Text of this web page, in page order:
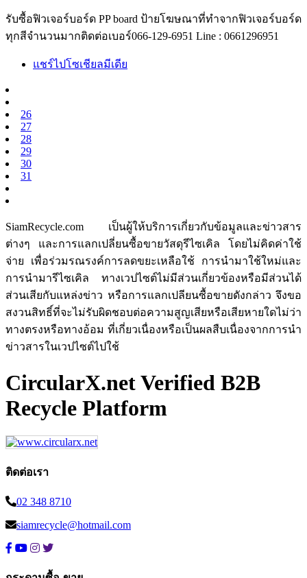
รับซื้อฟิวเจอร์บอร์ด PP board ป้ายโฆษณาที่ทำจากฟิวเจอร์บอร์ด
ทุกสีจำนวนมากติดต่อเบอร์066-129-6951 Line : 0661296951
แชร์ไปโซเชียลมีเดีย
26
27
28
29
30
31
SiamRecycle.com เป็นผู้ให้บริการเกี่ยวกับข้อมูลและข่าวสาร
ต่างๆ และการแลกเปลี่ยนซื้อขายวัสดุรีไซเคิล โดยไม่คิดค่าใช้
จ่าย เพื่อร่วมรณรงค์การลดขยะเหลือใช้ การนำมาใช้ใหม่และ
การนำมารีไซเคิล ทางเวปไซต์ไม่มีส่วนเกี่ยวข้องหรือมีส่วนได้
ส่วนเสียกับแหล่งข่าว หรือการแลกเปลียนซื้อขายดังกล่าว จึงขอ
สงวนสิทธิ์ที่จะไม่รับผิดชอบต่อความสูญเสียหรือเสียหายใดไม่ว่า
ทางตรงหรือทางอ้อม ที่เกี่ยวเนื่องหรือเป็นผลสืบเนื่องจากการนำ
ข่าวสารในเวปไซต์ไปใช้
CircularX.net Verified B2B
Recycle Platform
ติดต่อเรา
02 348 8710
siamrecycle@hotmail.com